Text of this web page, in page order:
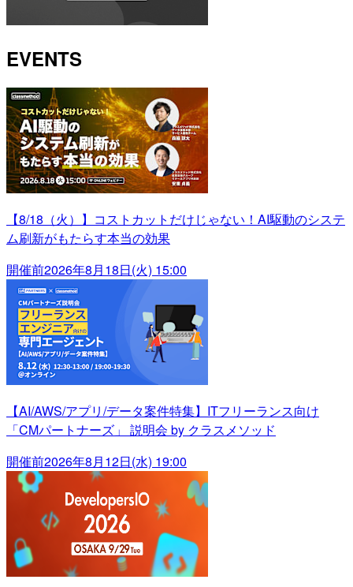
EVENTS
【8/18（火）】コストカットだけじゃない！AI駆動のシステ
ム刷新がもたらす本当の効果
開催前2026年8月18日(火) 15:00
【AI/AWS/アプリ/データ案件特集】ITフリーランス向け
「CMパートナーズ」 説明会 by クラスメソッド
開催前2026年8月12日(水) 19:00